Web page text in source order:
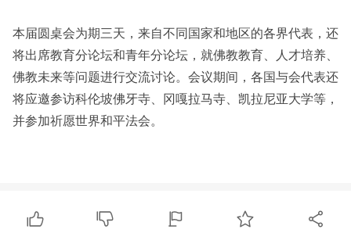
本届圆桌会为期三天，来自不同国家和地区的各界代表，还
将出席教育分论坛和青年分论坛，就佛教教育、人才培养、
佛教未来等问题进行交流讨论。会议期间，各国与会代表还
将应邀参访科伦坡佛牙寺、冈嘎拉马寺、凯拉尼亚大学等，
并参加祈愿世界和平法会。